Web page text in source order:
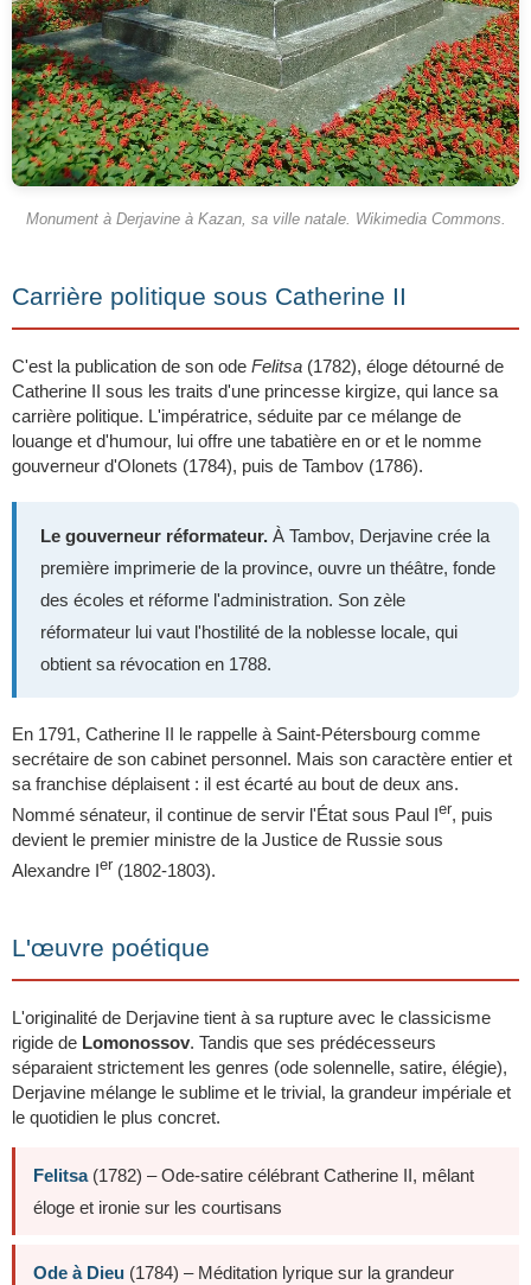
Monument à Derjavine à Kazan, sa ville natale. Wikimedia Commons.
Carrière politique sous Catherine II
C'est la publication de son ode Felitsa (1782), éloge détourné de
Catherine II sous les traits d'une princesse kirgize, qui lance sa
carrière politique. L'impératrice, séduite par ce mélange de
louange et d'humour, lui offre une tabatière en or et le nomme
gouverneur d'Olonets (1784), puis de Tambov (1786).
Le gouverneur réformateur. À Tambov, Derjavine crée la
première imprimerie de la province, ouvre un théâtre, fonde
des écoles et réforme l'administration. Son zèle
réformateur lui vaut l'hostilité de la noblesse locale, qui
obtient sa révocation en 1788.
En 1791, Catherine II le rappelle à Saint-Pétersbourg comme
secrétaire de son cabinet personnel. Mais son caractère entier et
sa franchise déplaisent : il est écarté au bout de deux ans.
Nommé sénateur, il continue de servir l'État sous Paul Ier, puis
devient le premier ministre de la Justice de Russie sous
Alexandre I er (1802-1803).
L'œuvre poétique
L'originalité de Derjavine tient à sa rupture avec le classicisme
rigide de Lomonossov. Tandis que ses prédécesseurs
séparaient strictement les genres (ode solennelle, satire, élégie),
Derjavine mélange le sublime et le trivial, la grandeur impériale et
le quotidien le plus concret.
Felitsa(1782) – Ode-satire célébrant Catherine II, mêlant
éloge et ironie sur les courtisans
Ode à Dieu (1784) – Méditation lyrique sur la grandeur